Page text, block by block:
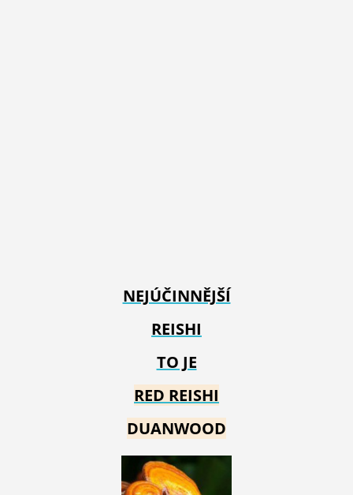
NEJÚČINNĚJŠÍ
REISHI
TO JE
RED REISHI
DUANWOOD